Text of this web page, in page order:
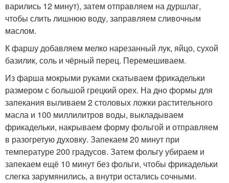
варились 12 минут), затем отправляем на дуршлаг,
чтобы слить лишнюю воду, заправляем сливочным
маслом.
К фаршу добавляем мелко нарезанный лук, яйцо, сухой
базилик, соль и чёрный перец. Перемешиваем.
Из фарша мокрыми руками скатываем фрикадельки
размером с большой грецкий орех. На дно формы для
запекания выливаем 2 столовых ложки растительного
масла и 100 миллилитров воды, выкладываем
фрикадельки, накрываем форму фольгой и отправляем
в разогретую духовку. Запекаем 20 минут при
температуре 200 градусов. Затем фольгу убираем и
запекаем ещё 10 минут без фольги, чтобы фрикадельки
слегка зарумянились, а внутри остались сочными.